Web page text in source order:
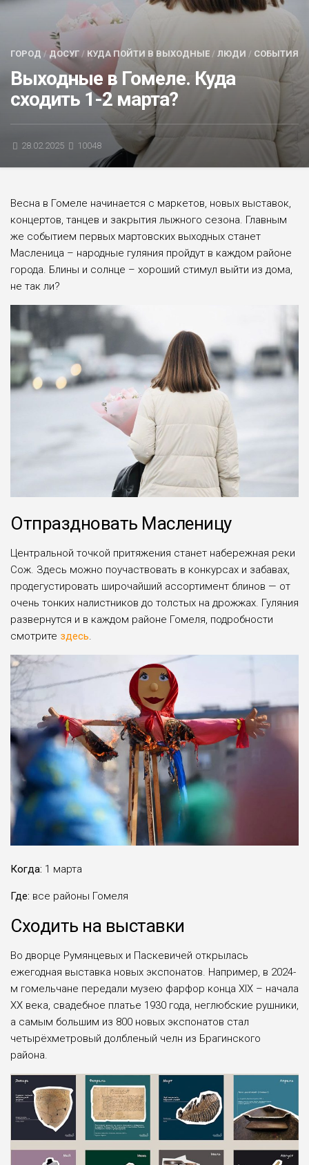
БЛИЦ-ОПРОС
АФИША
ГОРОД / ДОСУГ / КУДА ПОЙТИ В ВЫХОДНЫЕ / ЛЮДИ / СОБЫТИЯ
Выходные в Гомеле. Куда
сходить 1-2 марта?
28.02.2025 10048
Весна в Гомеле начинается с маркетов, новых выставок,
концертов, танцев и закрытия лыжного сезона. Главным
же событием первых мартовских выходных станет
Масленица – народные гуляния пройдут в каждом районе
города. Блины и солнце – хороший стимул выйти из дома,
не так ли?
Отпраздновать Масленицу
Центральной точкой притяжения станет набережная реки
Сож. Здесь можно поучаствовать в конкурсах и забавах,
продегустировать широчайший ассортимент блинов — от
очень тонких налистников до толстых на дрожжах. Гуляния
развернутся и в каждом районе Гомеля, подробности
смотрите здесь.
Когда: 1 марта
Где: все районы Гомеля
Сходить на выставки
Во дворце Румянцевых и Паскевичей открылась
ежегодная выставка новых экспонатов. Например, в 2024-
м гомельчане передали музею фарфор конца XIX – начала
ХХ века, свадебное платье 1930 года, неглюбские рушники,
а самым большим из 800 новых экспонатов стал
четырёхметровый долбленый челн из Брагинского
района.